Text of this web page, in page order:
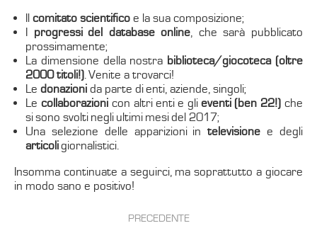
Il comitato scientifico e la sua composizione;
I progressi del database online, che sarà pubblicato
prossimamente;
La dimensione della nostra biblioteca/giocoteca (oltre
2000 titoli!). Venite a trovarci!
Le donazioni da parte di enti, aziende, singoli;
Le collaborazioni con altri enti e gli eventi (ben 22!) che
si sono svolti negli ultimi mesi del 2017;
Una selezione delle apparizioni intelevisione e degli
articoligiornalistici.
Insomma continuate a seguirci, ma soprattutto a giocare
in modo sano e positivo!
PRECEDENTE